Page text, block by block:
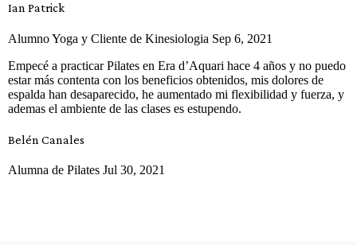
Ian Patrick
Alumno Yoga y Cliente de Kinesiologia Sep 6, 2021
Empecé a practicar Pilates en Era d’Aquari hace 4 años y no puedo
estar más contenta con los beneficios obtenidos, mis dolores de
espalda han desaparecido, he aumentado mi flexibilidad y fuerza, y
ademas el ambiente de las clases es estupendo.
Belén Canales
Alumna de Pilates Jul 30, 2021